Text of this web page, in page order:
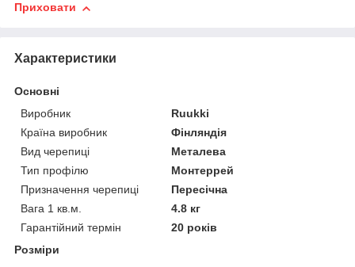
Приховати
Характеристики
Основні
Виробник
Ruukki
Країна виробник
Фінляндія
Вид черепиці
Металева
Тип профілю
Монтеррей
Призначення черепиці
Пересічна
Вага 1 кв.м.
4.8 кг
Гарантійний термін
20 років
Розміри